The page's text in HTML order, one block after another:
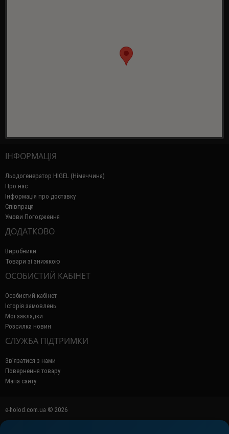
ІНФОРМАЦІЯ
Льодогенератор HIGEL (Німеччина)
Про нас
Інформація про доставку
Співпраця
Умови Погодження
ДОДАТКОВО
Виробники
Товари зі знижкою
ОСОБИСТИЙ КАБІНЕТ
Особистий кабінет
Історія замовлень
Мої закладки
Розсилка новин
СЛУЖБА ПІДТРИМКИ
Зв’язатися з нами
Повернення товару
Мапа сайту
e-holod.com.ua © 2026